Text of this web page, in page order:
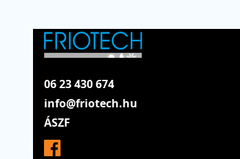
06 23 430 674
info@friotech.hu
ÁSZF